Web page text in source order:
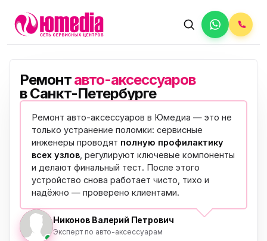
Ремонтавто-аксессуаров
в Санкт-Петербурге
Ремонт авто-аксессуаров в Юмедиа — это не
только устранение поломки: сервисные
инженеры проводят полную профилактику
всех узлов , регулируют ключевые компоненты
и делают финальный тест. После этого
устройство снова работает чисто, тихо и
надёжно — проверено клиентами.
Никонов Валерий Петрович
Эксперт по авто-аксессуарам